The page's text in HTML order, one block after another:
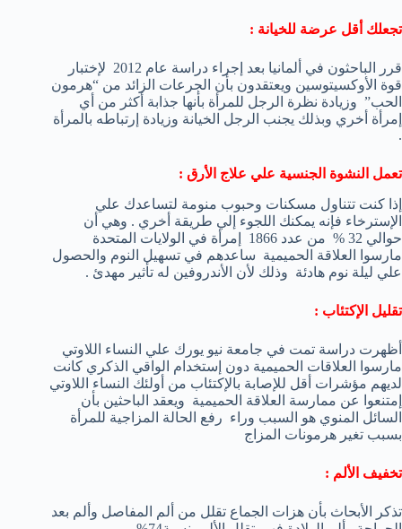
تجعلك أقل عرضة للخيانة :
قرر الباحثون في ألمانيا بعد إجراء دراسة عام 2012 لإختبار
قوة الأوكسيتوسين ويعتقدون بأن الجرعات الزائد من “هرمون
الحب” وزيادة نظرة الرجل للمرأة بأنها جذابة أكثر من أي
إمرأة أخري وبذلك يجنب الرجل الخيانة وزيادة إرتباطه بالمرأة
.
تعمل النشوة الجنسية علي علاج الأرق :
إذا كنت تتناول مسكنات وحبوب منومة لتساعدك علي
الإسترخاء فإنه يمكنك اللجوء إلي طريقة أخري . وهي أن
حوالي 32 % من عدد 1866 إمرأة في الولايات المتحدة
مارسوا العلاقة الحميمية ساعدهم في تسهيل النوم والحصول
علي ليلة نوم هادئة وذلك لأن الأندروفين له تأثير مهدئ .
تقليل الإكتئاب :
أظهرت دراسة تمت في جامعة نيو يورك علي النساء اللاوتي
مارسوا العلاقات الحميمية دون إستخدام الواقي الذكري كانت
لديهم مؤشرات أقل للإصابة بالإكتئاب من أولئك النساء اللاوتي
إمتنعوا عن ممارسة العلاقة الحميمية ويعقد الباحثين بأن
السائل المنوي هو السبب وراء رفع الحالة المزاجية للمرأة
بسبب تغير هرمونات المزاج
تخفيف الألم :
تذكر الأبحاث بأن هزات الجماع تقلل من ألم المفاصل وألم بعد